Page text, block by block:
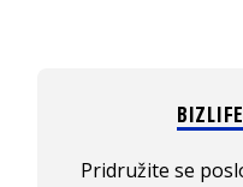
Pridružite se